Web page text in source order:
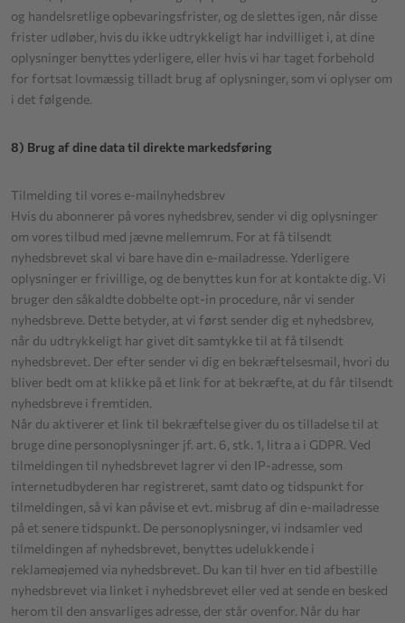
og handelsretlige opbevaringsfrister, og de slettes igen, når disse
frister udløber, hvis du ikke udtrykkeligt har indvilliget i, at dine
oplysninger benyttes yderligere, eller hvis vi har taget forbehold
for fortsat lovmæssig tilladt brug af oplysninger, som vi oplyser om
i det følgende.
8) Brug af dine data til direkte markedsføring
Tilmelding til vores e-mailnyhedsbrev
Hvis du abonnerer på vores nyhedsbrev, sender vi dig oplysninger
om vores tilbud med jævne mellemrum. For at få tilsendt
nyhedsbrevet skal vi bare have din e-mailadresse. Yderligere
oplysninger er frivillige, og de benyttes kun for at kontakte dig. Vi
bruger den såkaldte dobbelte opt-in procedure, når vi sender
nyhedsbreve. Dette betyder, at vi først sender dig et nyhedsbrev,
når du udtrykkeligt har givet dit samtykke til at få tilsendt
nyhedsbrevet. Der efter sender vi dig en bekræftelsesmail, hvori du
bliver bedt om at klikke på et link for at bekræfte, at du får tilsendt
nyhedsbreve i fremtiden.
Når du aktiverer et link til bekræftelse giver du os tilladelse til at
bruge dine personoplysninger jf. art. 6, stk. 1, litra a i GDPR. Ved
tilmeldingen til nyhedsbrevet lagrer vi den IP-adresse, som
internetudbyderen har registreret, samt dato og tidspunkt for
tilmeldingen, så vi kan påvise et evt. misbrug af din e-mailadresse
på et senere tidspunkt. De personoplysninger, vi indsamler ved
tilmeldingen af nyhedsbrevet, benyttes udelukkende i
reklameøjemed via nyhedsbrevet. Du kan til hver en tid afbestille
nyhedsbrevet via linket i nyhedsbrevet eller ved at sende en besked
herom til den ansvarliges adresse, der står ovenfor. Når du har